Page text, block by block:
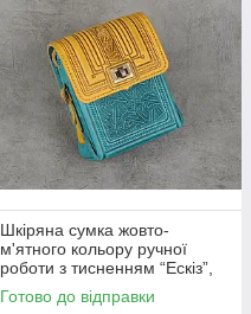
Шкіряна сумка жовто-
м'ятного кольору ручної
роботи з тисненням “Ескіз”,
18×13×6 см
Готово до відправки